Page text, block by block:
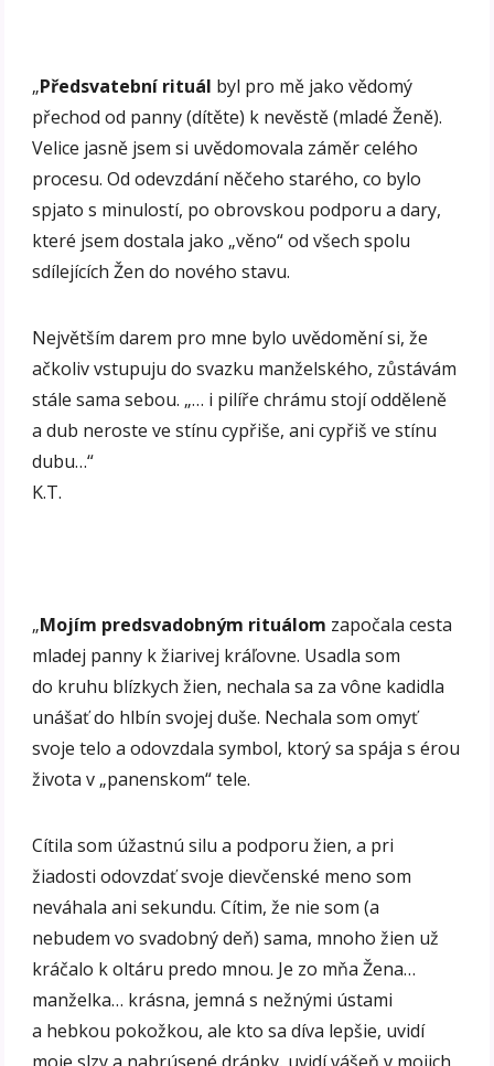
„Předsvatební rituál byl pro mě jako vědomý
přechod od panny (dítěte) k nevěstě (mladé Ženě).
Velice jasně jsem si uvědomovala záměr celého
procesu. Od odevzdání něčeho starého, co bylo
spjato s minulostí, po obrovskou podporu a dary,
které jsem dostala jako „věno“ od všech spolu
sdílejících Žen do nového stavu.
Největším darem pro mne bylo uvědomění si, že
ačkoliv vstupuju do svazku manželského, zůstávám
stále sama sebou. „… i pilíře chrámu stojí odděleně
a dub neroste ve stínu cypřiše, ani cypřiš ve stínu
dubu…“
K.T.
„Mojím predsvadobným rituálom započala cesta
mladej panny k žiarivej kráľovne. Usadla som
do kruhu blízkych žien, nechala sa za vône kadidla
unášať do hlbín svojej duše. Nechala som omyť
svoje telo a odovzdala symbol, ktorý sa spája s érou
života v „panenskom“ tele.
Cítila som úžastnú silu a podporu žien, a pri
žiadosti odovzdať svoje dievčenské meno som
neváhala ani sekundu. Cítim, že nie som (a
nebudem vo svadobný deň) sama, mnoho žien už
kráčalo k oltáru predo mnou. Je zo mňa Žena…
manželka… krásna, jemná s nežnými ústami
a hebkou pokožkou, ale kto sa díva lepšie, uvidí